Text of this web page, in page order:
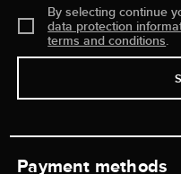
By selecting continue
data protection
terms and conditions.
Payment methods